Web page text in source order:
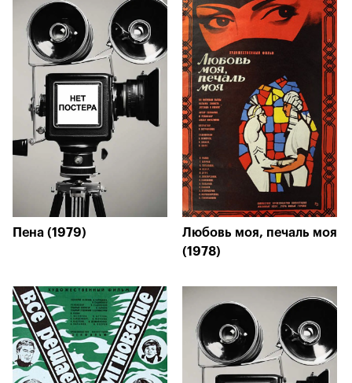
Пена (1979)
Любовь моя, печаль моя
(1978)